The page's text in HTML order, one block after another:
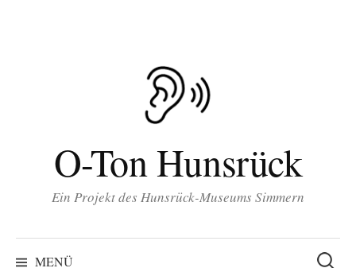
O-Ton Hunsrück
Ein Projekt des Hunsrück-Museums Simmern
MENÜ
Suchen
nach: